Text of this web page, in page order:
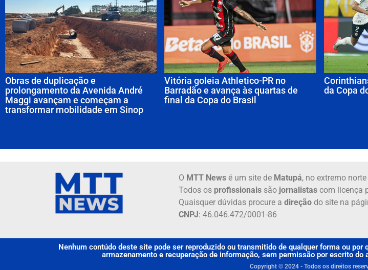
Obras de duplicação e
prolongamento da Avenida André
Maggi avançam e começam a
transformar mobilidade em Sinop
Vitória goleia Athletico-PR no
Barradão e avança às quartas de
final da Copa do Brasil
da Copa
O MTT Newsé um site de Matupá, no extremo norte
Todos os profissionaissão jornalistascom licença
Quaisquer dúvidas procure a direçãodo site na
CNPJ: 46.046.472/0001-86
Nenhum contúdo deste site pode ser reproduzido ou transmitido de qualquer forma ou
armazenamento e recuperação de informação, sem permissão por escrito do
Copyright © 2024 - Todos os direitos